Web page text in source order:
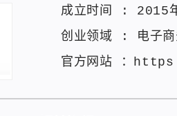
成立时间 : 2015
创业领域 :
电子
官方网站 ：